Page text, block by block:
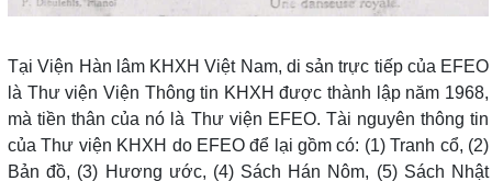
Tại Viện Hàn lâm KHXH Việt Nam, di sản trực tiếp của EFEO
là Thư viện Viện Thông tin KHXH được thành lập năm 1968,
mà tiền thân của nó là Thư viện EFEO. Tài nguyên thông tin
của Thư viện KHXH do EFEO để lại gồm có: (1) Tranh cổ, (2)
Bản đồ, (3) Hương ước, (4) Sách Hán Nôm, (5) Sách Nhật